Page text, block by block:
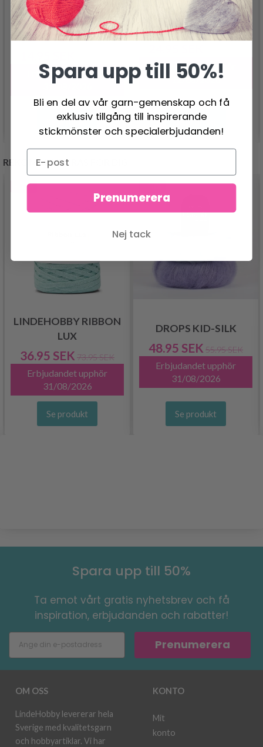
LINDEHOBBY COTTON
8/4
Erbjudandet upphör
31/08/2026
Se produkt
SCHEEPJES CATONA
Erbjudandet upphör
12/08/2026
Se produkt
REKOMMENDERAS FÖR DIG
- 50%
LINDEHOBBY RIBBON
LUX
36.95 SEK 73.95 SEK
Erbjudandet upphör
31/08/2026
Se produkt
- 13%
DROPS KID-SILK
48.95 SEK 55.95 SEK
Erbjudandet upphör
31/08/2026
Se produkt
Spara upp till 50%
Ta emot vårt gratis nyhetsbrev och få
inspiration, erbjudanden och rabatter!
Prenumerera
OM OSS
LindeHobby levererar hela
Sverige med kvalitetsgarn
och hobbyartiklar. Vi har
KONTO
Mit
konto
Spara upp till 50%!
Bli en del av vår garn-gemenskap och få
exklusiv tillgång till inspirerande
stickmönster och specialerbjudanden!
Prenumerera
Nej tack